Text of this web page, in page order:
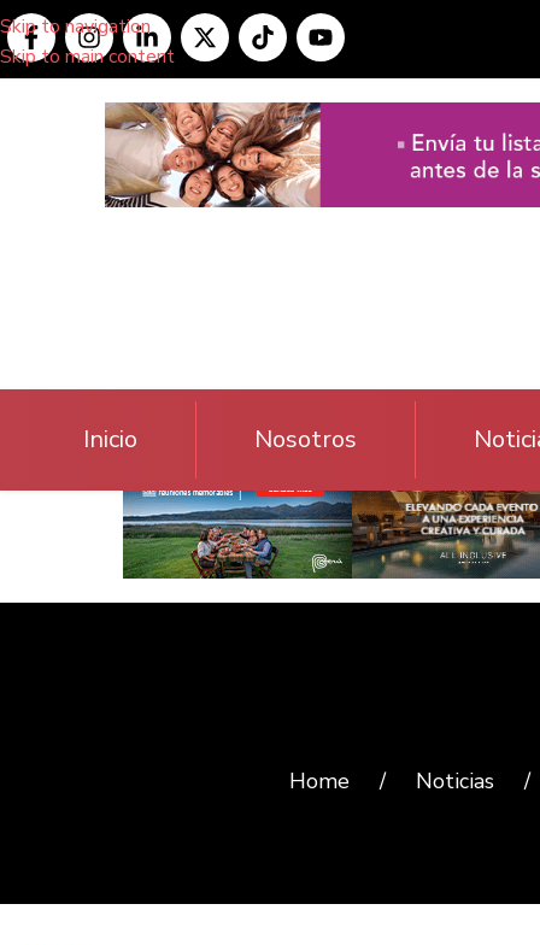
Skip to navigation
Skip to main content
Inicio Nosotros
Home / Noticias /